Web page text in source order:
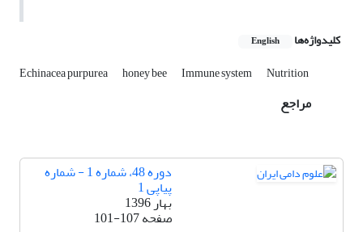
کلیدواژه‌ها English
Echinacea purpurea honey bee Immune system Nutrition
مراجع
دوره 48، شماره 1 - شماره
پیاپی 1
بهار 1396
صفحه101-107